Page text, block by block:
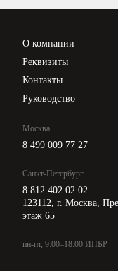
О компании
Реквизиты
Контакты
Руководство
Москва
8 499 009 77 27
Санкт-Петербург
8 812 402 02 02
123112, г. Москва,
этаж 65
пн-пт, 9:00–18:00 ИПБР